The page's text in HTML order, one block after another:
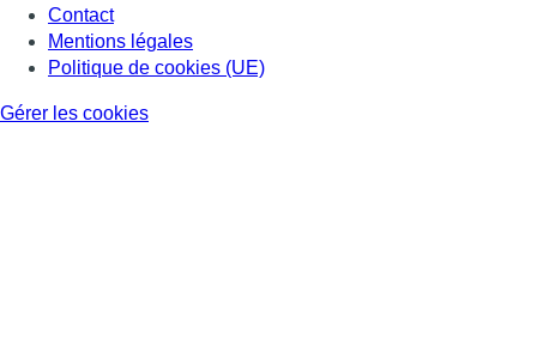
Contact
Mentions légales
Politique de cookies (UE)
Gérer les cookies